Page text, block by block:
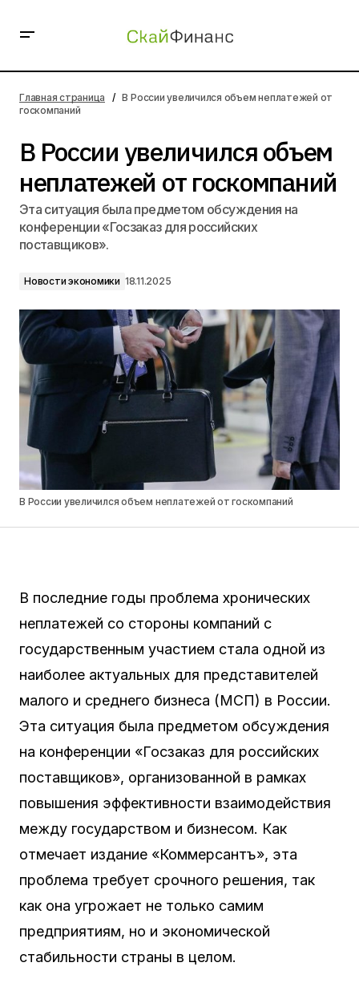
госкомпаний
Главная страница
В России увеличился объем неплатежей от
госкомпаний
В России увеличился объем
неплатежей от госкомпаний
Эта ситуация была предметом обсуждения на
конференции «Госзаказ для российских
поставщиков».
Новости экономики 18.11.2025
В России увеличился объем неплатежей от госкомпаний
В последние годы проблема хронических
неплатежей со стороны компаний с
государственным участием стала одной из
наиболее актуальных для представителей
малого и среднего бизнеса (МСП) в России.
Эта ситуация была предметом обсуждения
на конференции «Госзаказ для российских
поставщиков», организованной в рамках
повышения эффективности взаимодействия
между государством и бизнесом. Как
отмечает издание «Коммерсантъ», эта
проблема требует срочного решения, так
как она угрожает не только самим
предприятиям, но и экономической
стабильности страны в целом.